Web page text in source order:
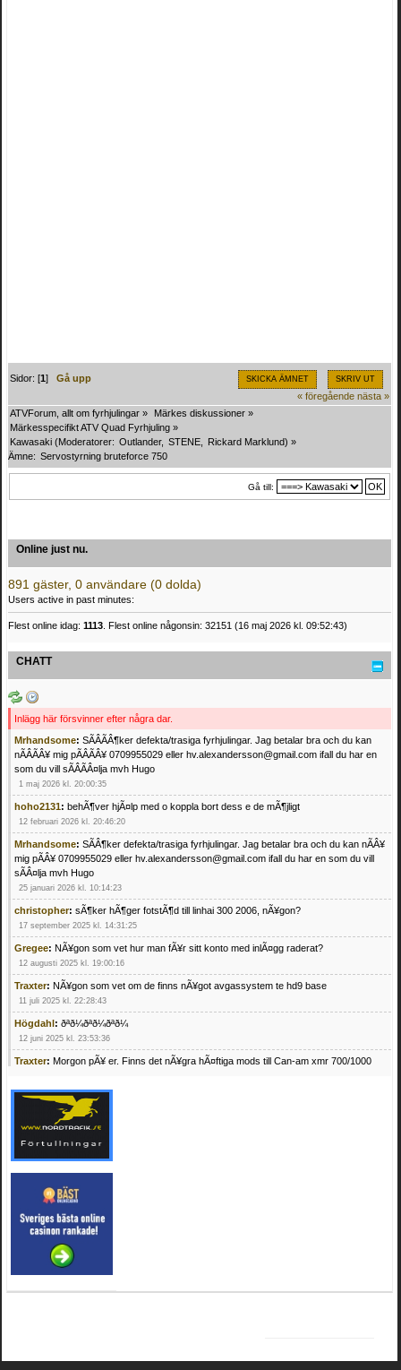
SKICKA ÄMNET SKRIV UT
Sidor: [1]Gå upp
« föregående nästa »
ATVForum, allt om fyrhjulingar » Märkes diskussioner »
Märkesspecifikt ATV Quad Fyrhjuling »
Kawasaki (Moderatorer: Outlander, STENE Rickard Marklund) »
Ämne: Servostyrning bruteforce 750
Gå till:
Online just nu.
891 gäster, 0 användare (0 dolda)
Users active in past minutes:
Flest online idag: 1113 . Flest online någonsin: 32151 (16 maj 2026 kl. 09:52:43)
CHATT
Inlägg här försvinner efter några dar.
Mrhandsome: SÃÂÃÂ¶ker defekta/trasiga fyrhjulingar. Jag betalar bra och du kan
nÃÂÃÂ¥ mig pÃÂÃÂ¥ 0709955029 eller hv.alexandersson@gmail.com ifall du har en
som du vill sÃÂÃÂ¤lja mvh Hugo
1 maj 2026 kl. 20:00:35
hoho2131: behÃ¶ver hjÃ¤lp med o koppla bort dess e de mÃ¶jligt
12 februari 2026 kl. 20:46:20
Mrhandsome: SÃÂ¶ker defekta/trasiga fyrhjulingar. Jag betalar bra och du kan nÃÂ¥
mig pÃÂ¥ 0709955029 eller hv.alexandersson@gmail.com ifall du har en som du vill
sÃÂ¤lja mvh Hugo
25 januari 2026 kl. 10:14:23
christopher: sÃ¶ker hÃ¶ger fotstÃ¶d till linhai 300 2006, nÃ¥gon?
17 september 2025 kl. 14:31:25
Gregee: NÃ¥gon som vet hur man fÃ¥r sitt konto med inlÃ¤gg raderat?
12 augusti 2025 kl. 19:00:16
Traxter: NÃ¥gon som vet om de finns nÃ¥got avgassystem te hd9 base
11 juli 2025 kl. 22:28:43
Högdahl: ðªð¼ðªð¼ðªð¼
12 juni 2025 kl. 23:53:36
Traxter: Morgon pÃ¥ er. Finns det nÃ¥gra hÃ¤ftiga mods till Can-am xmr 700/1000
Mrhandsome:SÃ¶ker defekta/trasiga fyrhjulingar. Jag betalar bra och du kan nÃ¥ mig
pÃ¥ 0709955029 eller hv.alexandersson@gmail.com ifall du har en som du vill sÃ¤lja
mvh Hugo
21 februari 2025 kl. 09:25:52
Oscar5:NÃ¥gon som vet vad man kan begÃ¤ra fÃ¶r en Honda TRX 350 FE 2005
4 februari 2025 kl. 19:20:50
Oscar5:44
4 februari 2025 kl. 19:15:36
Greger59:NÃ¤gon som vet har en Cetek 500 EFI
15 januari 2025 kl. 23:49:44
Mrhandsome:SÃÂ¶ker defekta/trasiga fyrhjulingar. Jag betalar bra och du kan nÃÂ¥